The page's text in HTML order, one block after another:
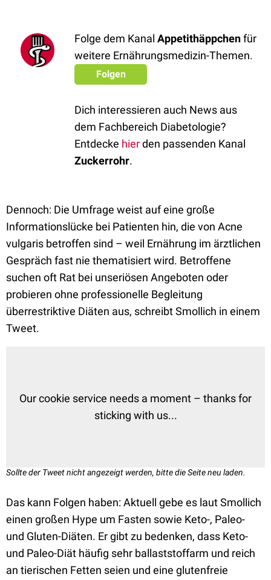
Folge dem Kanal Appetithäppchenfür
weitere Ernährungsmedizin-Themen.
Folgen
Dich interessieren auch News aus
dem Fachbereich Diabetologie?
Entdecke hierden passenden Kanal
Zuckerrohr.
Dennoch: Die Umfrage weist auf eine große
Informationslücke bei Patienten hin, die von Acne
vulgaris betroffen sind – weil Ernährung im ärztlichen
Gespräch fast nie thematisiert wird. Betroffene
suchen oft Rat bei unseriösen Angeboten oder
probieren ohne professionelle Begleitung
überrestriktive Diäten aus, schreibt Smollich in einem
Tweet.
Our cookie service needs a moment – thanks for
sticking with us...
Sollte der Tweet nicht angezeigt werden, bitte die Seite neu laden.
Das kann Folgen haben: Aktuell gebe es laut Smollich
einen großen Hype um Fasten sowie Keto-, Paleo-
und Gluten-Diäten. Er gibt zu bedenken, dass Keto-
und Paleo-Diät häufig sehr ballaststoffarm und reich
an tierischen Fetten seien und eine glutenfreie